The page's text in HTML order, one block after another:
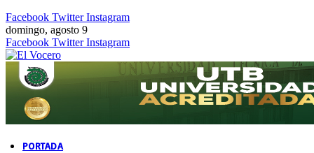
Facebook Twitter Instagram
domingo, agosto 9
Facebook Twitter Instagram
PORTADA